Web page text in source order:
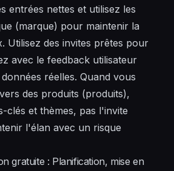
entrées nettes et utilisez les
(marque) pour maintenir la
Utilisez des invites prêtes pour
avec le feedback utilisateur
réelles. Quand vous
des produits (produits),
clés et thèmes, pas l'invite
l'élan avec un risque
gratuite : Planification, mise en